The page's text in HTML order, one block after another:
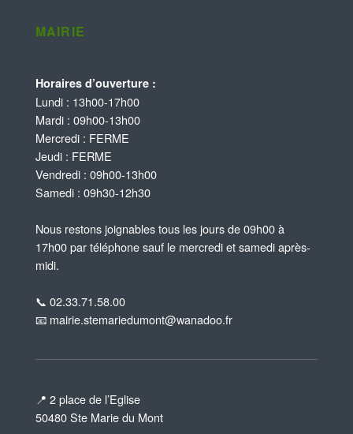
MAIRIE
Horaires d’ouverture :
Lundi : 13h00-17h00
Mardi : 09h00-13h00
Mercredi : FERME
Jeudi : FERME
Vendredi : 09h00-13h00
Samedi : 09h30-12h30
Nous restons joignables tous les jours de 09h00 à
17h00 par téléphone sauf le mercredi et samedi après-
midi.
📞 02.33.71.58.00
📧 mairie.stemariedumont@wanadoo.fr
📍 2 place de l’Eglise
50480 Ste Marie du Mont